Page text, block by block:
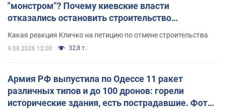
"монстром"? Почему киевские власти
отказались остановить строительство
небоскреба "московского верующего"
Какая реакция Кличко на петицию по отмене строительства
9.08.2026 12:00 32,8 т.
Армия РФ выпустила по Одессе 11 ракет
различных типов и до 100 дронов: горели
исторические здания, есть пострадавшие. Фото